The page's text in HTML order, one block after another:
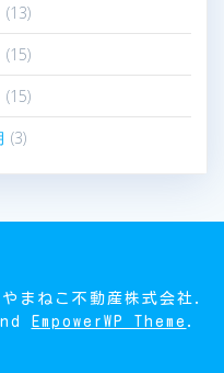
(13)
(15)
(15)
(3)
まねこ不動産株式会社.
EmpowerWP Theme .